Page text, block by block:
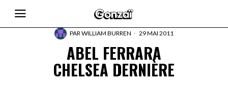
PARWILLIAM BURREN 29 MAI 2011
ABEL FERRARA
CHELSEA DERNIÈRE